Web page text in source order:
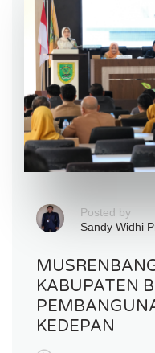
Posted by
Sandy Widhi
KABUPATEN
KEDEPAN